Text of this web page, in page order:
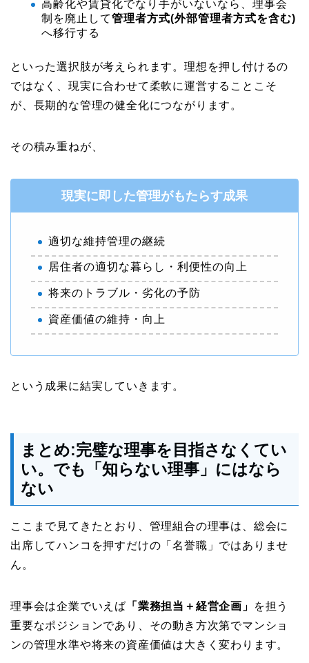
高齢化や賃貸化でなり手がいないなら、理事会
制を廃止して管理者方式(外部管理者方式を含む)
へ移行する
といった選択肢が考えられます。理想を押し付けるの
ではなく、現実に合わせて柔軟に運営することこそ
が、長期的な管理の健全化につながります。
その積み重ねが、
現実に即した管理がもたらす成果
適切な維持管理の継続
居住者の適切な暮らし・利便性の向上
将来のトラブル・劣化の予防
資産価値の維持・向上
という成果に結実していきます。
まとめ:完璧な理事を目指さなくてい
い。でも「知らない理事」にはなら
ない
ここまで見てきたとおり、管理組合の理事は、総会に
出席してハンコを押すだけの「名誉職」ではありませ
ん。
理事会は企業でいえば 「業務担当＋経営企画」
を担う
重要なポジションであり、その動き方次第でマンショ
ンの管理水準や将来の資産価値は大きく変わります。